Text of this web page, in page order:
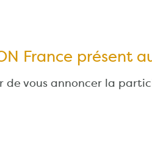
France présent
de vous annoncer la